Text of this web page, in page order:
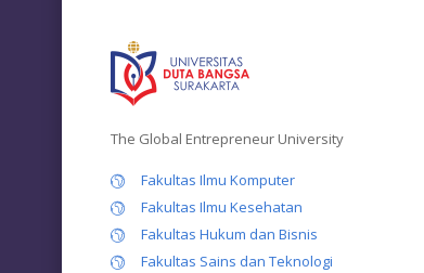
The Global Entrepreneur University
Fakultas Ilmu Komputer
Fakultas Ilmu Kesehatan
Fakultas Hukum dan Bisnis
Fakultas Sains dan Teknologi